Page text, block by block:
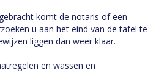
komt de notaris of een
u aan het eind van de tafel te
liggen dan weer klaar.
en wassen en